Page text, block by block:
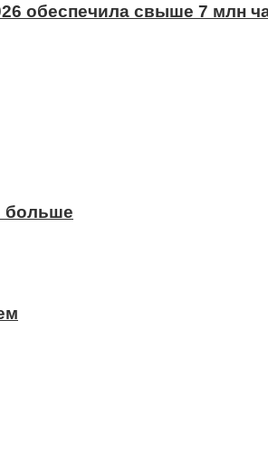
обеспечила свыше 7 млн
больше